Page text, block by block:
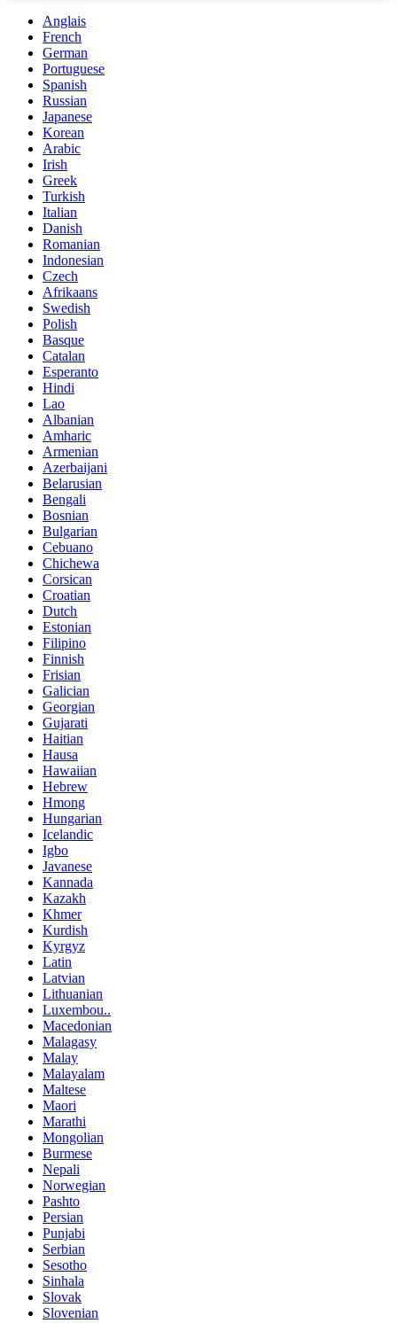
Anglais
French
German
Portuguese
Spanish
Russian
Japanese
Korean
Arabic
Irish
Greek
Turkish
Italian
Danish
Romanian
Indonesian
Czech
Afrikaans
Swedish
Polish
Basque
Catalan
Esperanto
Hindi
Lao
Albanian
Amharic
Armenian
Azerbaijani
Belarusian
Bengali
Bosnian
Bulgarian
Cebuano
Chichewa
Corsican
Croatian
Dutch
Estonian
Filipino
Finnish
Frisian
Galician
Georgian
Gujarati
Haitian
Hausa
Hawaiian
Hebrew
Hmong
Hungarian
Icelandic
Igbo
Javanese
Kannada
Kazakh
Khmer
Kurdish
Kyrgyz
Latin
Latvian
Lithuanian
Luxembou..
Macedonian
Malagasy
Malay
Malayalam
Maltese
Maori
Marathi
Mongolian
Burmese
Nepali
Norwegian
Pashto
Persian
Punjabi
Serbian
Sesotho
Sinhala
Slovak
Slovenian